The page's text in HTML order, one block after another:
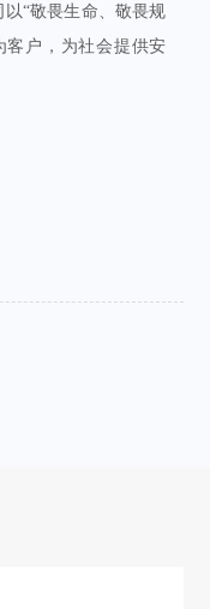
“敬畏生命、敬畏规
客户，为社会提供安